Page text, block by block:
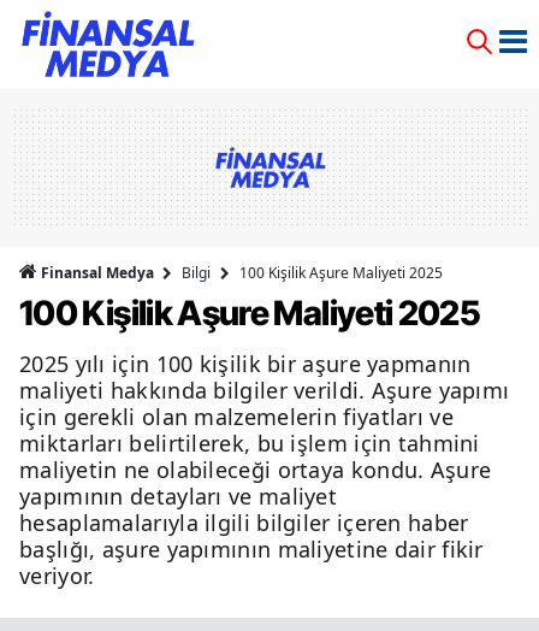
Finansal Medya Bilgi 100 Kişilik Aşure Maliyeti 2025
100 Kişilik Aşure Maliyeti 2025
2025 yılı için 100 kişilik bir aşure yapmanın
maliyeti hakkında bilgiler verildi. Aşure yapımı
için gerekli olan malzemelerin fiyatları ve
miktarları belirtilerek, bu işlem için tahmini
maliyetin ne olabileceği ortaya kondu. Aşure
yapımının detayları ve maliyet
hesaplamalarıyla ilgili bilgiler içeren haber
başlığı, aşure yapımının maliyetine dair fikir
veriyor.